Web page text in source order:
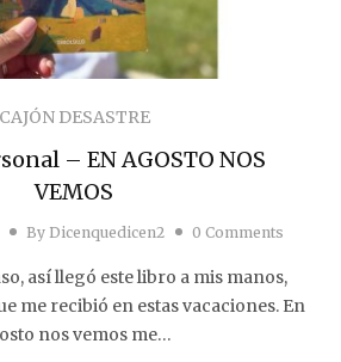
CAJÓN DESASTRE
– EN AGOSTO NOS
VEMOS
By Dicenquedicen2 0 Comments
así llegó este libro a mis manos,
me recibió en estas vacaciones. En
nos vemos me…